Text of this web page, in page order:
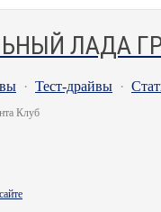
ЛАДА
· Тест-драйвы ·
Клуб